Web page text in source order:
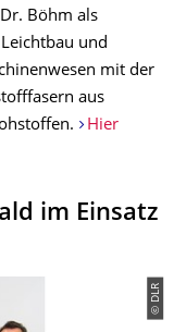
Böhm als
und
mit der
aus
Hier
im Einsatz
© DLR